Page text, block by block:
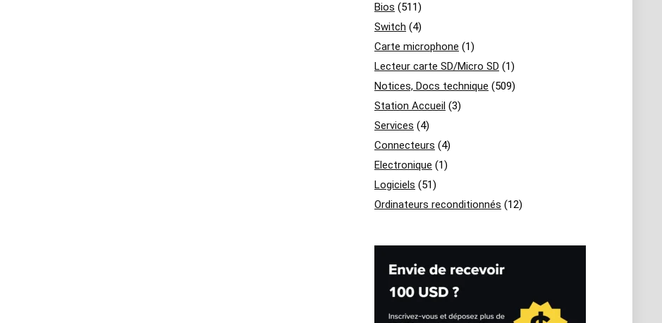
Bios (511)
Switch (4)
Carte microphone (1)
Lecteur carte SD/Micro SD (1)
Notices, Docs technique (509)
Station Accueil (3)
Services (4)
Connecteurs (4)
Electronique (1)
Logiciels (51)
Ordinateurs reconditionnés (12)